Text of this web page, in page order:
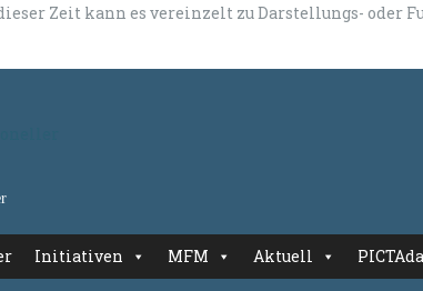
Zeit kann es vereinzelt zu Darstellungs- oder
Initiativen MFM Aktuell